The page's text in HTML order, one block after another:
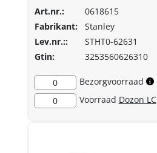
Art.nr.:
0618615
Fabrikant:
Stanley
Lev.nr.::
STHT0-62631
Gtin:
3253560626310
0
Bezorgvoorraad
0
Voorraad Dozon LC